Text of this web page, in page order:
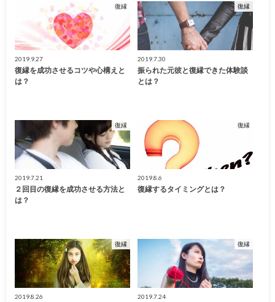
復縁
2019.9.27
復縁を成功させるコツや心構えと
は？
復縁
2019.7.30
振られた元彼と復縁できた体験談
とは？
復縁
2019.7.21
２回目の復縁を成功させる方法と
は？
復縁
2019.8.6
復縁するタイミングとは？
復縁
2019.8.26
復縁
2019.7.24